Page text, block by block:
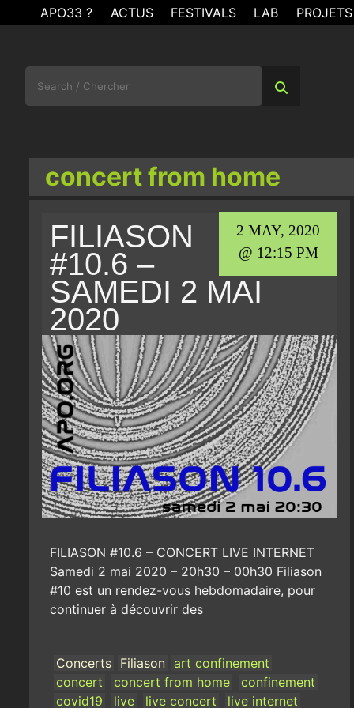
to
APO33 ? ACTUS FESTIVALS LAB PROJETS
for:
concert from home
2 MAY, 2020
@ 12:15 PM
FILIASON
#10.6 –
SAMEDI 2 MAI
2020
FILIASON #10.6 – CONCERT LIVE INTERNET
Samedi 2 mai 2020 – 20h30 – 00h30 Filiason
#10 est un rendez-vous hebdomadaire, pour
continuer à découvrir des
Concerts Filiason
art confinement
concert
concert from home
confinement
covid19
live live concert
live internet